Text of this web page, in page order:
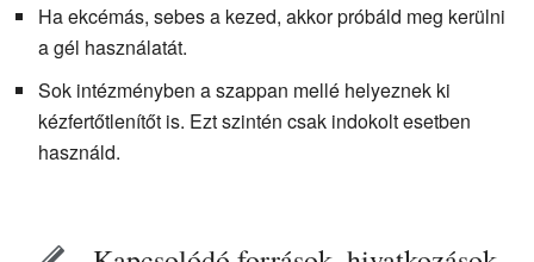
Ha ekcémás, sebes a kezed, akkor próbáld meg kerülni
a gél használatát.
Sok intézményben a szappan mellé helyeznek ki
kézfertőtlenítőt is. Ezt szintén csak indokolt esetben
használd.